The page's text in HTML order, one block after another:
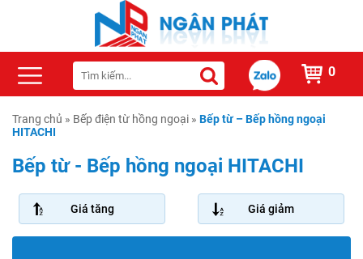
0
Trang chủ » Bếp điện từ hồng ngoại » Bếp từ – Bếp hồng ngoại
HITACHI
Bếp từ - Bếp hồng ngoại HITACHI
Giá tăng Giá giảm